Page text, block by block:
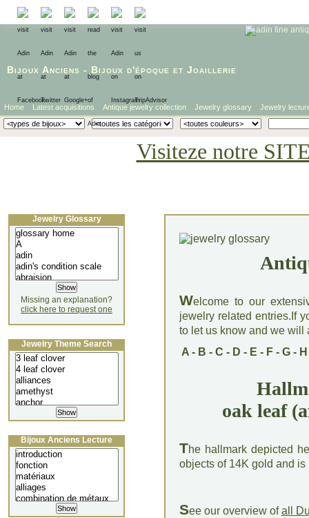
Bijoux Anciens - Bijoux d'époque et Joaillerie
Home Latest acquisitions Antique jewelry collection Jewelry glossary Jewelry
Visiteze notre
Welcome to our
jewelry related entries.If
to let us know and we will
A- B - C - D - E - F- G- H
oak leaf
The hallmark depicted
objects of 14K gold and
See our overview ofall
Jewelry Glossary
Missing an explanation?
click here to request one
Jewelry Theme Search
Bijoux Anciens Lecture